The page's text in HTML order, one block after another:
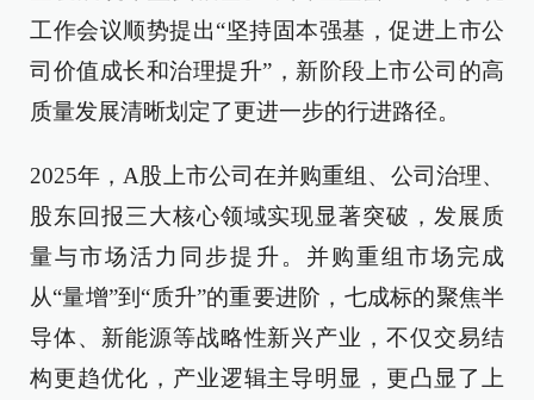
工作会议顺势提出“坚持固本强基，促进上市公
司价值成长和治理提升”，新阶段上市公司的高
质量发展清晰划定了更进一步的行进路径。
2025年，A股上市公司在并购重组、公司治理、
股东回报三大核心领域实现显著突破，发展质
量与市场活力同步提升。并购重组市场完成
从“量增”到“质升”的重要进阶，七成标的聚焦半
导体、新能源等战略性新兴产业，不仅交易结
构更趋优化，产业逻辑主导明显，更凸显了上